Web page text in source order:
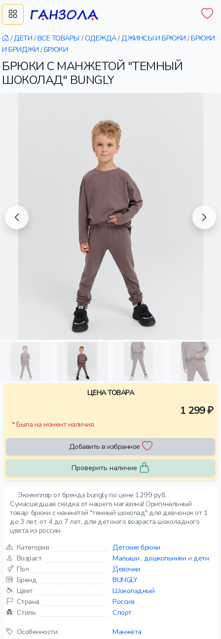
/ДЕТИ /ВСЕ ТОВАРЫ /ОДЕЖДА/ДЖИНСЫ И БРЮКИ /БРЮКИ
И БРИДЖИ /БРЮКИ
БРЮКИ С МАНЖЕТОЙ "ТЕМНЫЙ
ШОКОЛАД" BUNGLY
Экземпляр от бренда bungly по цене 1299 руб.
Сумасшедшая скидка от нашего магазина! Оригинальный
товар. брюки с манжетой "темный шоколад" для девчонок от 1
до 3 лет, от 4 до 7 лет, для детского возраста шоколадного
цвета из россии.
Категория
Детские брюки
Возраст
Малыши , дошкольники и дети
Пол
Девочки
Бренд
BUNGLY
Цвет
Шоколадный
Страна
Россия
Стиль
Спорт
Особенности
Манжета
ЦЕНА ТОВАРА
1 299 ₽
* Была на момент наличия
Добавить в избранное
Проверить наличие